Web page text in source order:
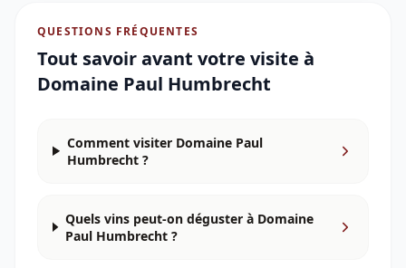
QUESTIONS FRÉQUENTES
Tout savoir avant votre visite à
Domaine Paul Humbrecht
Comment visiter Domaine Paul
Humbrecht ?
Quels vins peut-on déguster à Domaine
Paul Humbrecht ?